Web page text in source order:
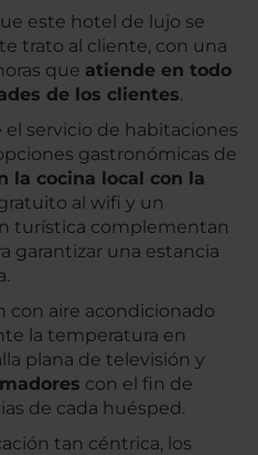
este hotel de lujo se
trato al cliente, con una
que atiende en todo
de los clientes.
servicio de habitaciones
gastronómicas de
la cocina local con la
al wifi y un
turística complementan
garantizar una estancia
con aire acondicionado
la temperatura en
plana de televisión y
con el fin de
de cada huésped.
tan céntrica, los